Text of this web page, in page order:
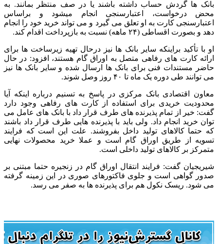
بانک ها گردش حساب داشته باشند یا در صف منتظر بمانند. به
محض درخواست، اعتبارسنجی انجام میشود و براساس
اعتبارسنجی کارت به او تعلق می گیرد و می تواند خرید خود را انجام
دهد و بصورت اقساطی (۲۴ ماهه) نسبت به بازپرداخت اقدام کند.
او با تأکید براینکه سایر بانک ها نیز درحال تهیه زیرساخت ها برای
ارائه کارت های رفاهی متصل به اوراق گام هستند، افزود: در حال
حاضر مستندات فنی برای بانک ها ارسال شده و سایر بانک ها نیز
می توانند طی دوره یک ماه تا ۴۰ روز وصل شوند.
معاون اقتصادی بانک مرکزی در پاسخ به تسنیم درباره اینکه آیا
محدودیت خریدی برای استفاده از کارت های رفاهی وجود دارد
گفت: خیر از تمام پذیرنده های طرف قرار داد با بانک های عامل می
توان خرید انجام داد. ولی باید با پذیرنده هایی طرف قرار داد باشند
که حتما کالاهای تولید داخل بفروشند. علت این است که فرایند
تسویه از طریق اوراق گام است و عملا خرید محصولات نهایی
متمرکز بر کالاهای تولید داخلی است.
شیریجیان گفت: فرایند انتقال اوراق گام در زنجیره حتما مبتنی بر
صدور گواهی است و جلوی فاکتورهای صوری در این زمینه گرفته
می شود. ریسک نکول هم برای پذیرنده ها به صفر می رسد.